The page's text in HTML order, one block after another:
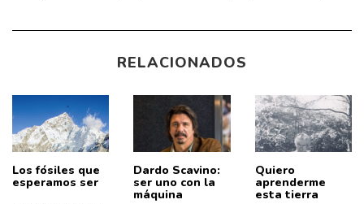
RELACIONADOS
Los fósiles que
esperamos ser
Dardo Scavino:
ser uno con la
máquina
Quiero
aprenderme
esta tierra